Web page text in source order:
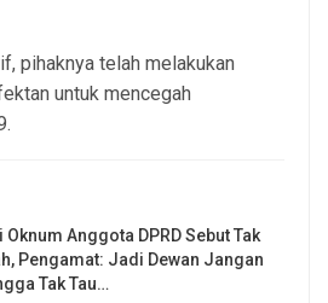
pihaknya telah melakukan
untuk mencegah
Anggota DPRD Sebut Tak
Pengamat: Jadi Dewan Jangan
Tak Tau…